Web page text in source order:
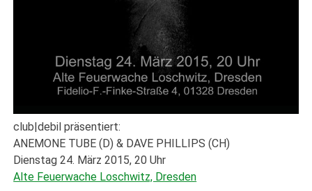
club|debil präsentiert:
ANEMONE TUBE (D) & DAVE PHILLIPS (CH)
Dienstag 24. März 2015, 20 Uhr
Alte Feuerwache Loschwitz, Dresden